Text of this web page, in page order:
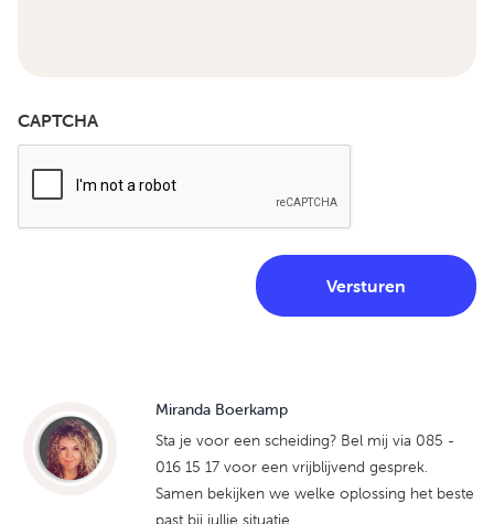
CAPTCHA
Miranda Boerkamp
Sta je voor een scheiding? Bel mij via 085 -
016 15 17 voor een vrijblijvend gesprek.
Samen bekijken we welke oplossing het beste